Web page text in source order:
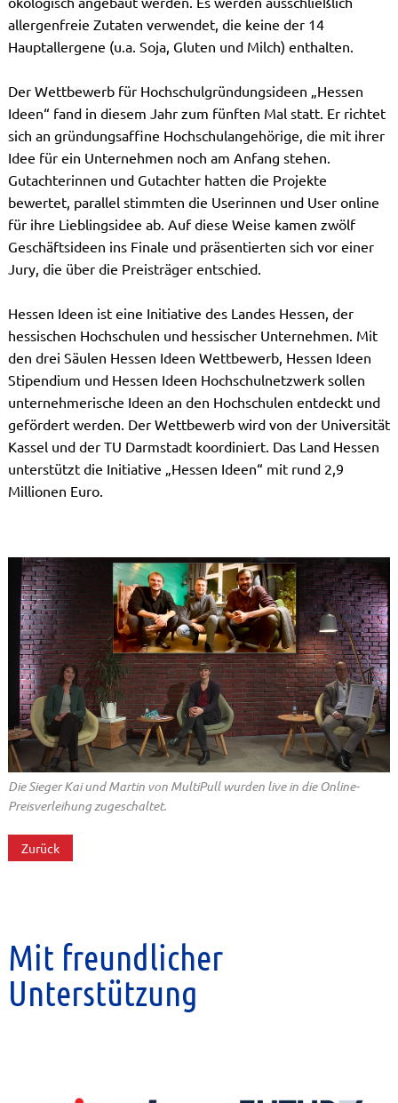
allergenfreie Zutaten verwendet, die keine der 14
Hauptallergene (u.a. Soja, Gluten und Milch) enthalten.
Der Wettbewerb für Hochschulgründungsideen „Hessen
Ideen“ fand in diesem Jahr zum fünften Mal statt. Er richtet
sich an gründungsaffine Hochschulangehörige, die mit ihrer
Idee für ein Unternehmen noch am Anfang stehen.
Gutachterinnen und Gutachter hatten die Projekte
bewertet, parallel stimmten die Userinnen und User online
für ihre Lieblingsidee ab. Auf diese Weise kamen zwölf
Geschäftsideen ins Finale und präsentierten sich vor einer
Jury, die über die Preisträger entschied.
Hessen Ideen ist eine Initiative des Landes Hessen, der
hessischen Hochschulen und hessischer Unternehmen. Mit
den drei Säulen Hessen Ideen Wettbewerb, Hessen Ideen
Stipendium und Hessen Ideen Hochschulnetzwerk sollen
unternehmerische Ideen an den Hochschulen entdeckt und
gefördert werden. Der Wettbewerb wird von der Universität
Kassel und der TU Darmstadt koordiniert. Das Land Hessen
unterstützt die Initiative „Hessen Ideen“ mit rund 2,9
Millionen Euro.
Die Sieger Kai und Martin von MultiPull wurden live in die Online-
Preisverleihung zugeschaltet.
Zurück
Mit freundlicher
Unterstützung